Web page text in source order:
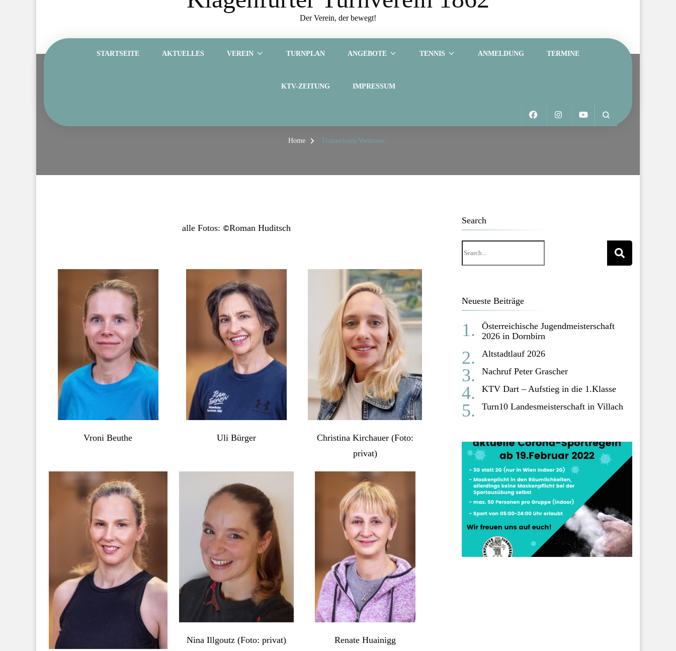
Der Verein, der bewegt!
STARTSEITE AKTUELLES VEREIN TURNPLAN ANGEBOTE TENNIS ANMELDUNG TERMINE
KTV-ZEITUNG IMPRESSUM
Home Trainerteam/Vorturner
alle Fotos: ©Roman Huditsch
Vroni Beuthe Uli Bürger
Christina Kirchauer (Foto:
privat)
Nina Illgoutz (Foto: privat) Renate Huainigg
Search
Neueste Beiträge
Österreichische Jugendmeisterschaft
2026 in Dornbirn
Altstadtlauf 2026
Nachruf Peter Grascher
KTV Dart – Aufstieg in die 1.Klasse
Turn10 Landesmeisterschaft in Villach